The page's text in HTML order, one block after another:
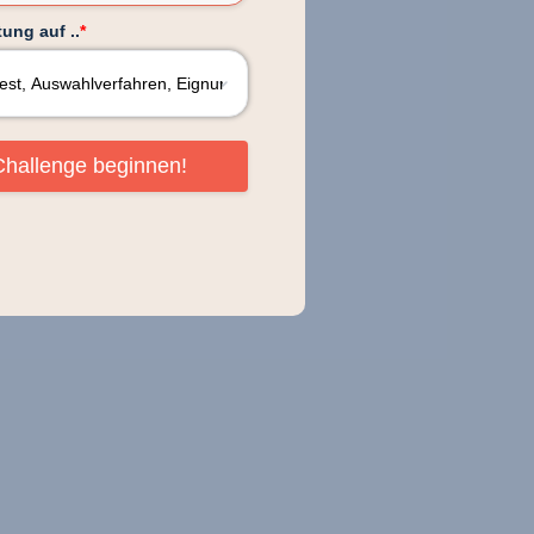
auf ..*
beginnen!